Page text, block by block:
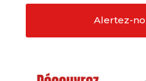
Alertez-